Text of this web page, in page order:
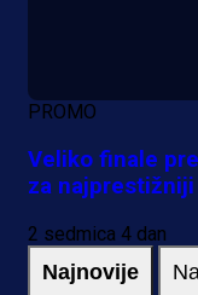
PROMO
Veliko finale
za
2 sedmica 4 dan
Najnovije